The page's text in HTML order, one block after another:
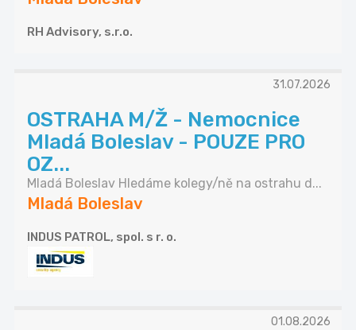
RH Advisory, s.r.o.
31.07.2026
OSTRAHA M/Ž - Nemocnice
Mladá Boleslav - POUZE PRO
OZ...
Mladá Boleslav Hledáme kolegy/ně na ostrahu d...
Mladá Boleslav
INDUS PATROL, spol. s r. o.
01.08.2026